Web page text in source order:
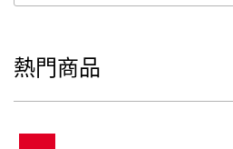
熱門商品